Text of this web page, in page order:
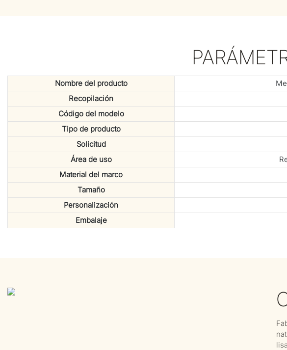
Nombre del producto
Recopilación
Código del modelo
Tipo de producto
Solicitud
Área de uso
Material del marco
Tamaño
Personalización
Embalaje